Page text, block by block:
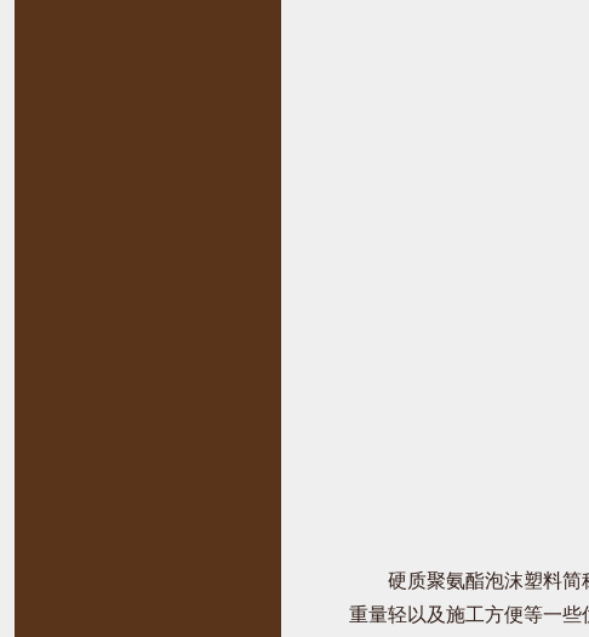
硬质聚氨酯泡沫塑料简
重量轻以及施工方便等一